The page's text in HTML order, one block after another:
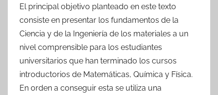
El principal objetivo planteado en este texto
consiste en presentar los fundamentos de la
Ciencia y de la Ingeniería de los materiales a un
nivel comprensible para los estudiantes
universitarios que han terminado los cursos
introductorios de Matemáticas, Química y Física.
En orden a conseguir esta se utiliza una